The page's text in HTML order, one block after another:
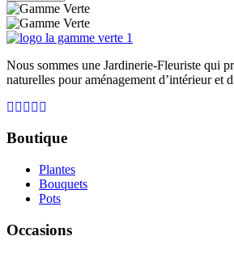
Nous sommes une Jardinerie-Fleuriste qui
naturelles pour aménagement d’intérieur et
Boutique
Plantes
Bouquets
Pots
Occasions